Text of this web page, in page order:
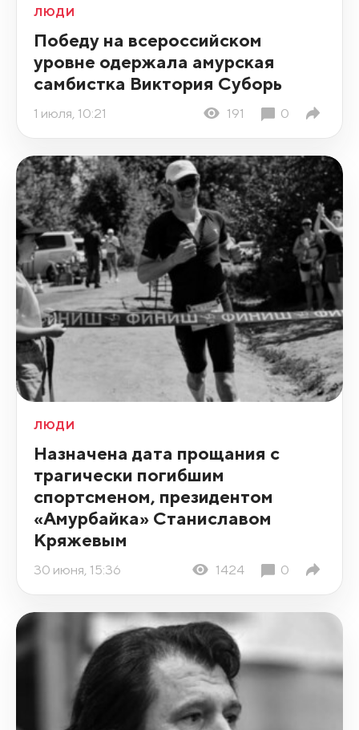
ЛЮДИ
Победу на всероссийском
уровне одержала амурская
самбистка Виктория Суборь
1 июля, 10:21 191 0
ЛЮДИ
Назначена дата прощания с
трагически погибшим
спортсменом, президентом
«Амурбайка» Станиславом
Кряжевым
30 июня, 15:36 1424 0